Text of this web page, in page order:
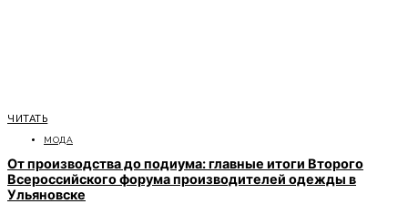
ЧИТАТЬ
МОДА
От производства до подиума: главные итоги Второго
Всероссийского форума производителей одежды в
Ульяновске